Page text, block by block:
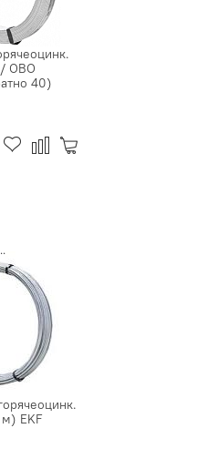
OBO
40)
м) EKF